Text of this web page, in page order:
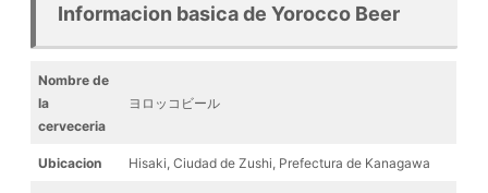
Informacion basica de Yorocco Beer
Nombre de
la
cerveceria
ヨロッコビール
Ubicacion Hisaki, Ciudad de Zushi, Prefectura de Kanagawa